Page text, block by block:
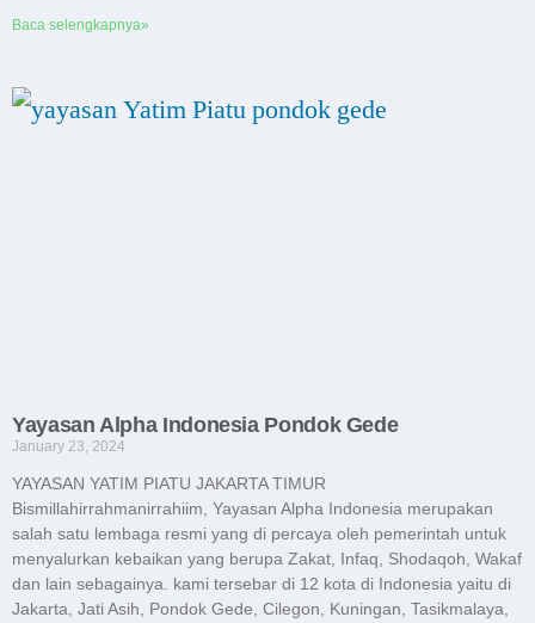
Baca selengkapnya»
Yayasan Alpha Indonesia Pondok Gede
January 23, 2024
YAYASAN YATIM PIATU JAKARTA TIMUR
Bismillahirrahmanirrahiim, Yayasan Alpha Indonesia merupakan
salah satu lembaga resmi yang di percaya oleh pemerintah untuk
menyalurkan kebaikan yang berupa Zakat, Infaq, Shodaqoh, Wakaf
dan lain sebagainya. kami tersebar di 12 kota di Indonesia yaitu di
Jakarta, Jati Asih, Pondok Gede, Cilegon, Kuningan, Tasikmalaya,